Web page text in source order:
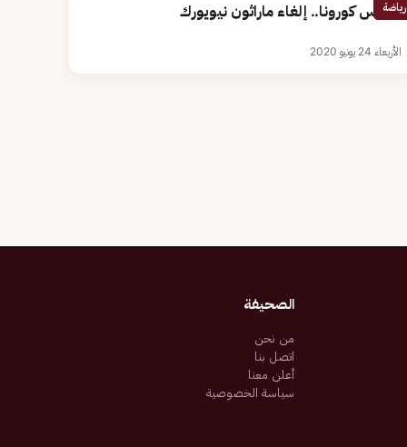
رياضة
فيروس كورونا.. إلغاء ماراثون نيويورك
الأربعاء 24 يونيو 2020
الصحيفة
من نحن
اتصل بنا
أعلن معنا
سياسة الخصوصية